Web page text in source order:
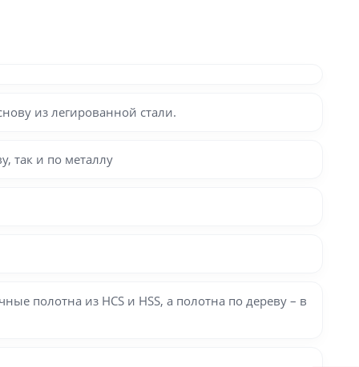
из легированной стали.
так и по металлу
полотна из HCS и HSS, а полотна по дереву – в